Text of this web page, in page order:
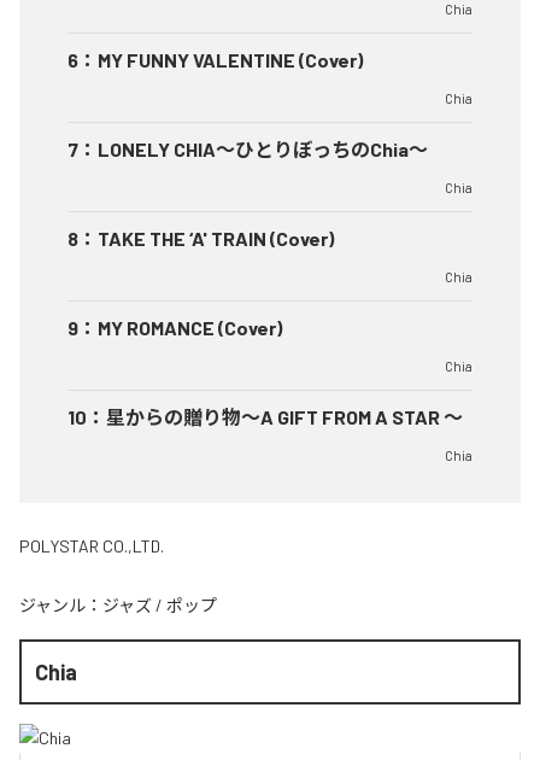
Chia
6 ： MY FUNNY VALENTINE (Cover)
Chia
7 ： LONELY CHIA～ひとりぼっちのChia～
Chia
8 ： TAKE THE ‘A' TRAIN (Cover)
Chia
9 ： MY ROMANCE (Cover)
Chia
10 ： 星からの贈り物～A GIFT FROM A STAR ～
Chia
POLYSTAR CO.,LTD.
ジャンル： ジャズ / ポップ
Chia